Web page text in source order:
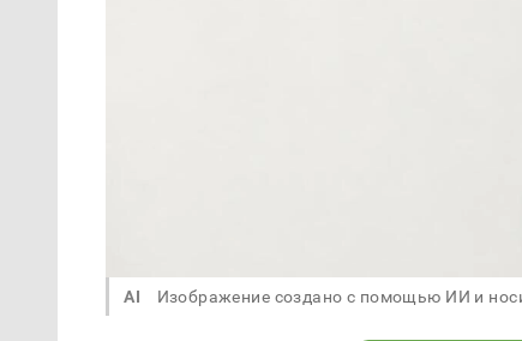
AI Изображение создано с помощью ИИ и